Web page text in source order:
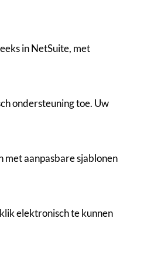
in NetSuite, met
ondersteuning toe. Uw
met aanpasbare sjablonen
elektronisch te kunnen